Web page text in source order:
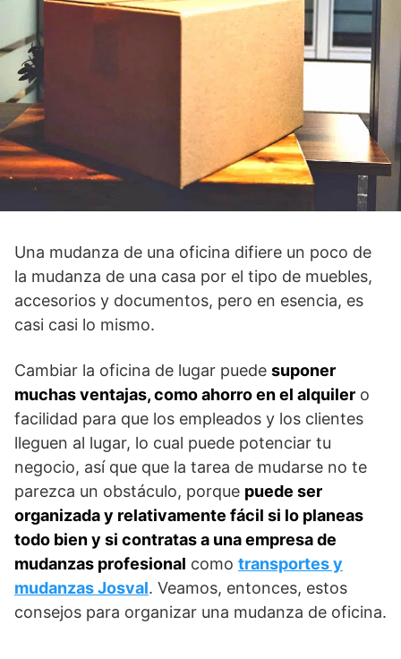
Una mudanza de una oficina difiere un poco de
la mudanza de una casa por el tipo de muebles,
accesorios y documentos, pero en esencia, es
casi casi lo mismo.
Cambiar la oficina de lugar puede suponer
muchas ventajas, como ahorro en el alquiler o
facilidad para que los empleados y los clientes
lleguen al lugar, lo cual puede potenciar tu
negocio, así que que la tarea de mudarse no te
parezca un obstáculo, porque puede ser
organizada y relativamente fácil si lo planeas
todo bien y si contratas a una empresa de
mudanzas profesional como transportes y
mudanzas Josval. Veamos, entonces, estos
consejos para organizar una mudanza de oficina.